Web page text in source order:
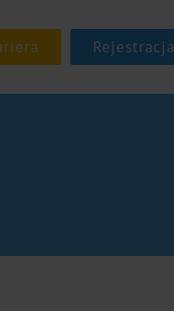
Rejestracja